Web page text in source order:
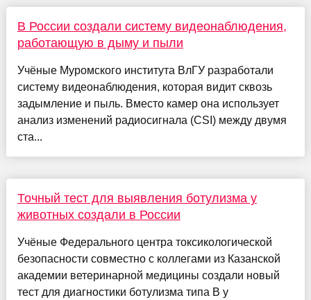
В России создали систему видеонаблюдения,
работающую в дыму и пыли
Учёные Муромского института ВлГУ разработали
систему видеонаблюдения, которая видит сквозь
задымление и пыль. Вместо камер она использует
анализ изменений радиосигнала (CSI) между двумя
ста...
Точный тест для выявления ботулизма у
животных создали в России
Учёные Федерального центра токсикологической
безопасности совместно с коллегами из Казанской
академии ветеринарной медицины создали новый
тест для диагностики ботулизма типа В у